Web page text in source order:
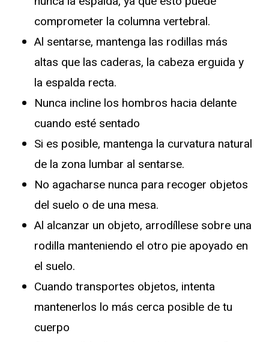
comprometer la columna vertebral.
Al sentarse, mantenga las rodillas más
altas que las caderas, la cabeza erguida y
la espalda recta.
Nunca incline los hombros hacia delante
cuando esté sentado
Si es posible, mantenga la curvatura natural
de la zona lumbar al sentarse.
No agacharse nunca para recoger objetos
del suelo o de una mesa.
Al alcanzar un objeto, arrodíllese sobre una
rodilla manteniendo el otro pie apoyado en
el suelo.
Cuando transportes objetos, intenta
mantenerlos lo más cerca posible de tu
cuerpo